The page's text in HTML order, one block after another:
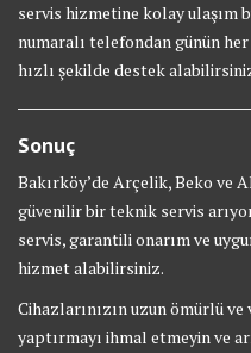
servis hizmetine kolay ulaşım
numaralı telefondan günün
hızlı şekilde destek
Sonuç
Bakırköy’de Arçelik, Beko ve
güvenilir bir teknik servis
servis, garantili onarım ve
hizmet alabilirsiniz.
Cihazlarınızın uzun ömürlü
yaptırmayı ihmal etmeyin ve